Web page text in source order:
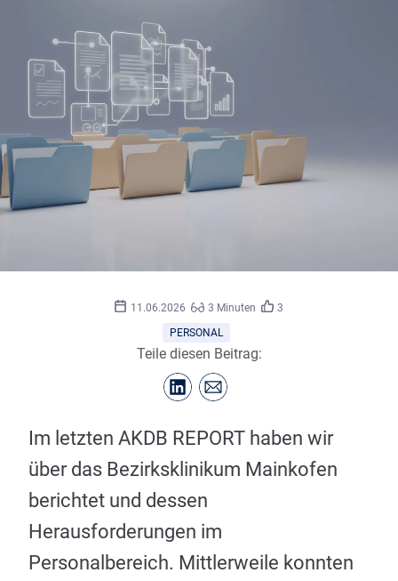
11.06.2026 3 Minuten
3
PERSONAL
Teile diesen Beitrag:
Im letzten AKDB REPORT haben wir
über das Bezirksklinikum Mainkofen
berichtet und dessen
Herausforderungen im
Personalbereich. Mittlerweile konnten